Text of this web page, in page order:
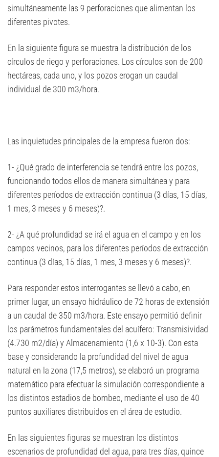
simultáneamente las 9 perforaciones que alimentan los
diferentes pivotes.
En la siguiente figura se muestra la distribución de los
círculos de riego y perforaciones. Los círculos son de 200
hectáreas, cada uno, y los pozos erogan un caudal
individual de 300 m3/hora.
Las inquietudes principales de la empresa fueron dos:
1- ¿Qué grado de interferencia se tendrá entre los pozos,
funcionando todos ellos de manera simultánea y para
diferentes períodos de extracción continua (3 días, 15 días,
1 mes, 3 meses y 6 meses)?.
2- ¿A qué profundidad se irá el agua en el campo y en los
campos vecinos, para los diferentes períodos de extracción
continua (3 días, 15 días, 1 mes, 3 meses y 6 meses)?.
Para responder estos interrogantes se llevó a cabo, en
primer lugar, un ensayo hidráulico de 72 horas de extensión
a un caudal de 350 m3/hora. Este ensayo permitió definir
los parámetros fundamentales del acuífero: Transmisividad
(4.730 m2/día) y Almacenamiento (1,6 x 10-3). Con esta
base y considerando la profundidad del nivel de agua
natural en la zona (17,5 metros), se elaboró un programa
matemático para efectuar la simulación correspondiente a
los distintos estadios de bombeo, mediante el uso de 40
puntos auxiliares distribuidos en el área de estudio.
En las siguientes figuras se muestran los distintos
escenarios de profundidad del agua, para tres días, quince